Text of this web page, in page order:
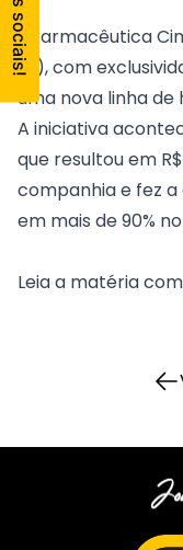
A farmacêutica
(5), com
uma nova linha de
A iniciativa
que resultou em
companhia e fez
em mais de 90%
Leia a matéria